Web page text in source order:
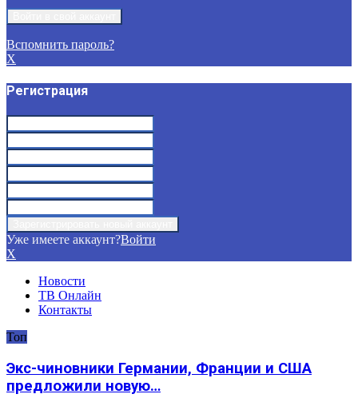
Вспомнить пароль?
X
Регистрация
Уже имеете аккаунт?Войти
X
Новости
ТВ Онлайн
Контакты
Топ
Экс-чиновники Германии, Франции и США
предложили новую…